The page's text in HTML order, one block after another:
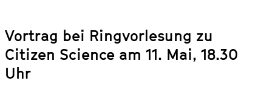
Vortrag bei Ringvorlesung zu
Citizen Science am 11. Mai, 18.30
Uhr